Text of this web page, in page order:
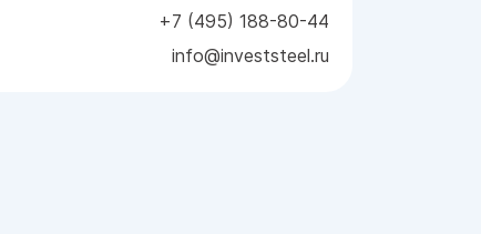
+7 (495) 188-80-44
info@investsteel.ru